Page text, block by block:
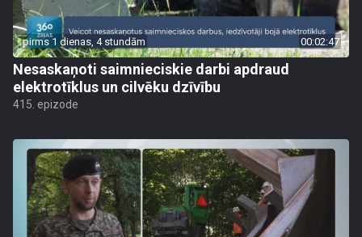
pirms 1 dienas, 4 stundām 00:02:47
Nesaskaņoti saimnieciskie darbi apdraud
elektrotīklus un cilvēku dzīvību
415. epizode